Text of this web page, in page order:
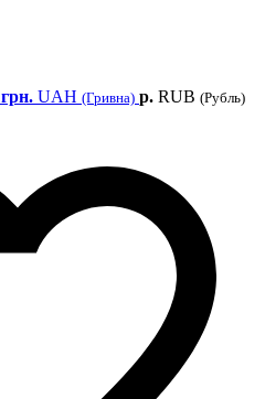
грн. UAH (Гривна) р. RUB (Рубль)